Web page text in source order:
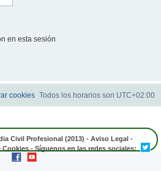
en esta sesión
Todos los horarios son UTC+02:00
cookies
Civil Profesional (2013) - Aviso Legal -
Cookies - Síguenos en las redes sociales: